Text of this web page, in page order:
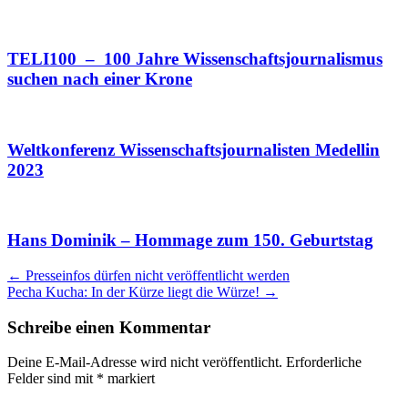
TELI100 – 100 Jahre Wissenschaftsjournalismus
suchen nach einer Krone
Weltkonferenz Wissenschaftsjournalisten Medellin
2023
Hans Dominik – Hommage zum 150. Geburtstag
Artikel
Navigation
← Presseinfos dürfen nicht veröffentlicht werden
Pecha Kucha: In der Kürze liegt die Würze! →
Schreibe einen Kommentar
Deine E-Mail-Adresse wird nicht veröffentlicht. Erforderliche
Felder sind mit * markiert